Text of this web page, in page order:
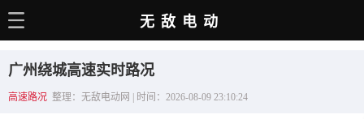
电动百科
无敌电动
广州绕城高速实时路况
高速路况 整理：无敌电动网 | 时间：2026-08-09 23:10:24